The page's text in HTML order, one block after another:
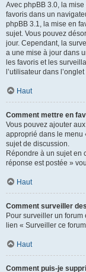
Avec phpBB 3.0, la
favoris dans un
phpBB 3.1, la mise en
sujet. Vous pouvez
jour. Cependant, la
a une mise à jour dans
les favoris et les
l’utilisateur dans
Haut
Comment mettre en
Vous pouvez ajouter
approprié dans le menu
sujet de discussion.
Répondre à un sujet en
réponse est postée »
Haut
Comment surveiller
Pour surveiller un
lien « Surveiller ce
Haut
Comment puis-je